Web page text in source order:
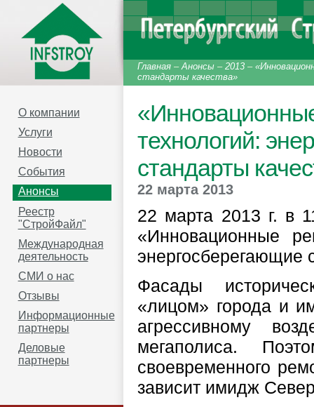
технологий:
стандарты
22 марта 2013
22 марта 2013 г. в
«Инновационные
энергосберегающие
Фасады
«лицом» города и
агрессивному
мегаполиса.
своевременного
зависит имидж
Главная –Анонсы –2013 –
стандарты качества»
О компании
Услуги
Новости
События
Анонсы
Реестр
"СтройФайл"
Международная
деятельность
СМИ о нас
Отзывы
Информационные
партнеры
Деловые
партнеры